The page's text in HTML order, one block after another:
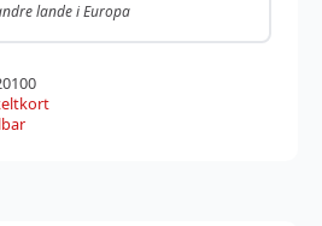
lande i Europa